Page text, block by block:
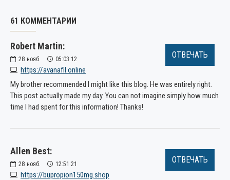
61 КОММЕНТАРИИ
Robert Martin:
28 нояб. 05:03:12
https://avanafil.online
ОТВЕЧАТЬ
My brother recommended I might like this blog. He was entirely right.
This post actually made my day. You can not imagine simply how much
time I had spent for this information! Thanks!
Allen Best:
28 нояб. 12:51:21
https://bupropion150mg.shop
ОТВЕЧАТЬ